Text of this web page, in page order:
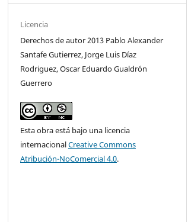
Licencia
Derechos de autor 2013 Pablo Alexander
Santafe Gutierrez, Jorge Luis Díaz
Rodriguez, Oscar Eduardo Gualdrón
Guerrero
Esta obra está bajo una licencia
internacionalCreative Commons
Atribución-NoComercial 4.0.